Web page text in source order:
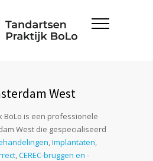
West
BoLo is een professionele
West die gespecialiseerd
,Implantaten,
,CEREC-bruggen en -